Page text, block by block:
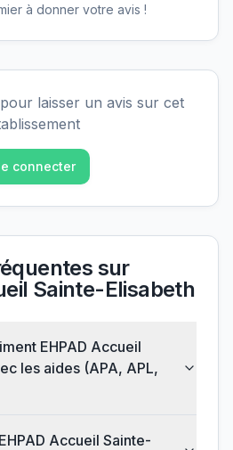
à donner votre avis !
laisser un avis sur cet
connecter
sur
Sainte-Elisabeth
EHPAD Accueil
les aides (APA, APL,
Accueil Sainte-